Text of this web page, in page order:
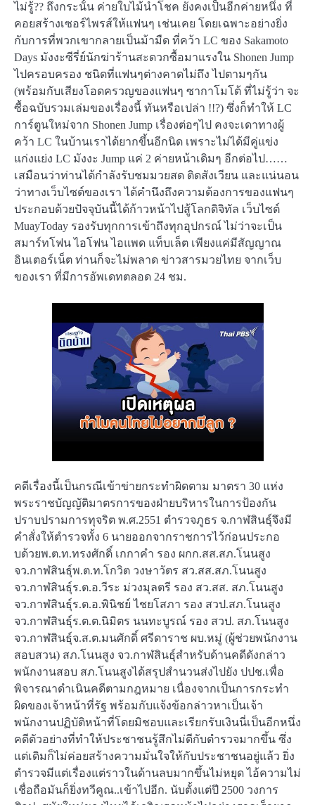
ไม่รู้?? ถึงกระนั้น ค่ายใบไม้นำโชค ยังคงเป็นอีกค่ายหนึ่ง ที่
คอยสร้างเซอร์ไพรส์ให้แฟนๆ เช่นเคย โดยเฉพาะอย่างยิ่ง
กับการที่พวกเขากลายเป็นม้ามืด ที่คว้า LC ของ Sakamoto
Days มังงะซีรี่ย์นักฆ่าร้านสะดวกซื้อมาแรงใน Shonen Jump
ไปครอบครอง ชนิดที่แฟนๆต่างคาดไม่ถึง ไปตามๆกัน
(พร้อมกับเสียงโอดครวญของแฟนๆ ซากาโมโต้ ที่ไม่รู้ว่า จะ
ซื้อฉบับรวมเล่มของเรื่องนี้ ทันหรือเปล่า !!?) ซึ่งก็ทำให้ LC
การ์ตูนใหม่จาก Shonen Jump เรื่องต่อๆไป คงจะเดาทางผู้
คว้า LC ในบ้านเราได้ยากขึ้นอีกนิด เพราะไม่ได้มีคู่แข่ง
แก่งแย่ง LC มังงะ Jump แค่ 2 ค่ายหน้าเดิมๆ อีกต่อไป……
เสมือนว่าท่านได้กำลังรับชมมวยสด ติดสังเวียน และแน่นอน
ว่าทางเว็บไซต์ของเรา ได้คำนึงถึงความต้องการของแฟนๆ
ประกอบด้วยปัจจุบันนี้ได้ก้าวหน้าไปสู้โลกดิจิทัล เว็บไซต์
MuayToday รองรับทุกการเข้าถึงทุกอุปกรณ์ ไม่ว่าจะเป็น
สมาร์ทโฟน ไอโฟน ไอแพด แท็บเล็ต เพียงแค่มีสัญญาณ
อินเตอร์เน็ต ท่านก็จะไม่พลาด ข่าวสารมวยไทย จากเว็บ
ของเรา ที่มีการอัพเดทตลอด 24 ชม.
คดีเรื่องนี้เป็นกรณีเข้าข่ายกระทำผิดตาม มาตรา 30 แห่ง
พระราชบัญญัติมาตรการของฝ่ายบริหารในการป้องกัน
ปราบปรามการทุจริต พ.ศ.2551 ตำรวจภูธร จ.กาฬสินธุ์จึงมี
คำสั่งให้ตำรวจทั้ง 6 นายออกจากราชการไว้ก่อนประกอ
บด้วยพ.ต.ท.ทรงศักดิ์ เกกาคำ รอง ผกก.สส.สภ.โนนสูง
จว.กาฬสินธุ์พ.ต.ท.โกวิต วงษาวัตร สว.สส.สภ.โนนสูง
จว.กาฬสินธุ์ร.ต.อ.วีระ ม่วงมุลตรี รอง สว.สส. สภ.โนนสูง
จว.กาฬสินธุ์ร.ต.อ.พินิชย์ ไชยโสภา รอง สวป.สภ.โนนสูง
จว.กาฬสินธุ์ร.ต.ต.นิมิตร นนทะบูรณ์ รอง สวป. สภ.โนนสูง
จว.กาฬสินธุ์จ.ส.ต.มนศักดิ์ ศรีดาราช ผบ.หมู่ (ผู้ช่วยพนักงาน
สอบสวน) สภ.โนนสูง จว.กาฬสินธุ์สำหรับด้านคดีดังกล่าว
พนักงานสอบ สภ.โนนสูงได้สรุปสำนวนส่งไปยัง ปปช.เพื่อ
พิจารณาดำเนินคดีตามกฎหมาย เนื่องจากเป็นการกระทำ
ผิดของเจ้าหน้าที่รัฐ พร้อมกับแจ้งข้อกล่าวหาเป็นเจ้า
พนักงานปฏิบัติหน้าที่โดยมิชอบและเรียกรับเงินนี่เป็นอีกหนึ่ง
คดีตัวอย่างที่ทำให้ประชาชนรู้สึกไม่ดีกับตำรวจมากขึ้น ซึ่ง
แต่เดิมก็ไม่ค่อยสร้างความมั่นใจให้กับประชาชนอยู่แล้ว ยิ่ง
ตำรวจมีแต่เรื่องแต่ราวในด้านลบมากขึ้นไม่หยุด ไอ้ความไม่
เชื่อถือมันก็ยิ่งทวีคูณ..เข้าไปอีก. นับตั้งแต่ปี 2500 วงการ